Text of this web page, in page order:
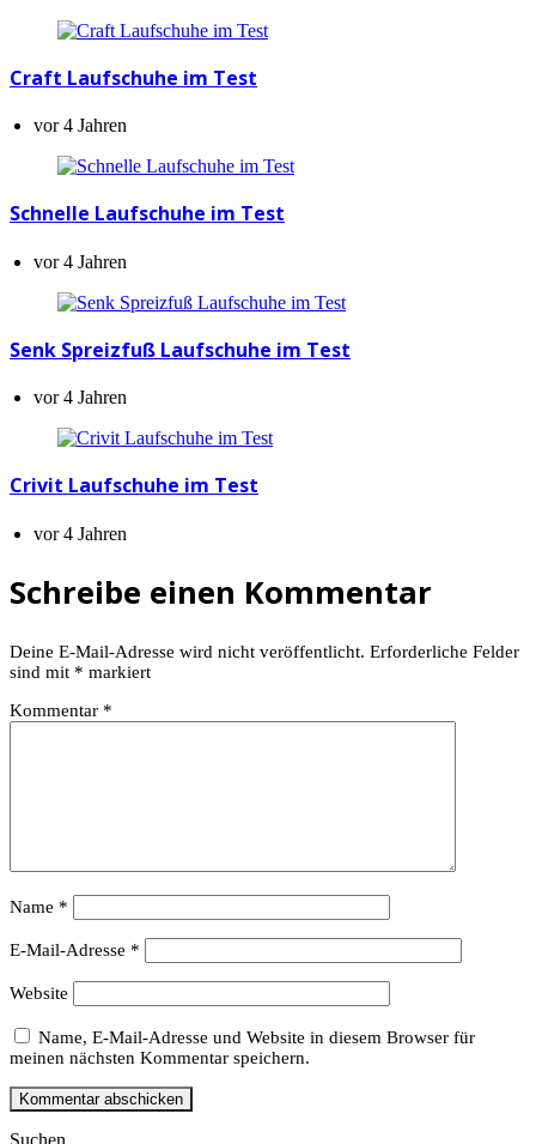
Craft Laufschuhe im Test
vor 4 Jahren
Schnelle Laufschuhe im Test
vor 4 Jahren
Senk Spreizfuß Laufschuhe im Test
vor 4 Jahren
Crivit Laufschuhe im Test
vor 4 Jahren
Schreibe einen Kommentar
Deine E-Mail-Adresse wird nicht veröffentlicht. Erforderliche Felder
sind mit * markiert
Kommentar *
Name *
E-Mail-Adresse *
Website
Name, E-Mail-Adresse und Website in diesem Browser für
meinen nächsten Kommentar speichern.
Suchen